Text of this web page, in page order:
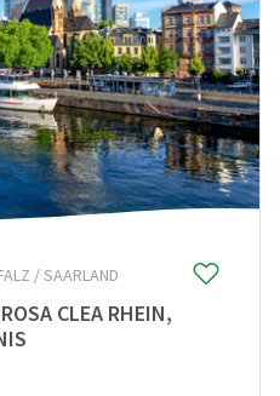
/ SAARLAND
CLEA RHEIN,